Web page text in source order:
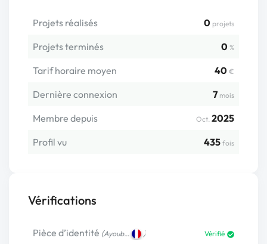
Projets réalisés 0 projets
Projets terminés 0 %
Tarif horaire moyen 40 €
Dernière connexion 7 mois
Membre depuis Oct. 2025
Profil vu
435 fois
Vérifications
Pièce d’identité (Ayoub… ) Vérifié